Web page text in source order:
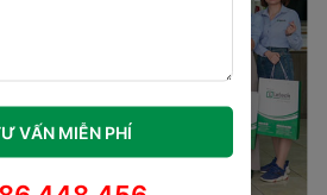
VẤN MIỄN PHÍ